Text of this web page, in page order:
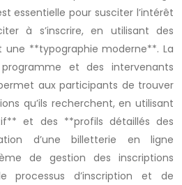
essentielle pour susciter l’intérêt
à s’inscrire, en utilisant des
**typographie moderne**. La
et des intervenants
aux participants de trouver
qu’ils recherchent, en utilisant
et des **profils détaillés des
d’une billetterie en ligne
de gestion des inscriptions
processus d’inscription et de